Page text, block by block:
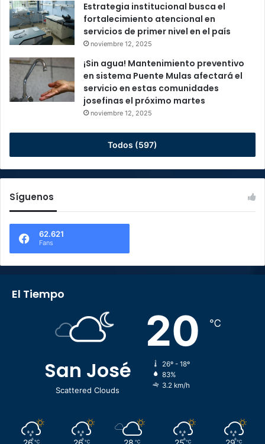
Estrategia institucional busca el
fortalecimiento atencional en
servicios de primer nivel en el país
noviembre 12, 2025
¡Sin agua! Mantenimiento preventivo
en sistema Puente Mulas afectará el
servicio en estas comunidades
josefinas el próximo martes
noviembre 12, 2025
Todos (597)
Síguenos
62.621
Fans
El Tiempo
San José
Scattered Clouds
20 ℃
26º - 18º
83%
3.2 km/h
℃ ℃ ℃ ℃ ℃